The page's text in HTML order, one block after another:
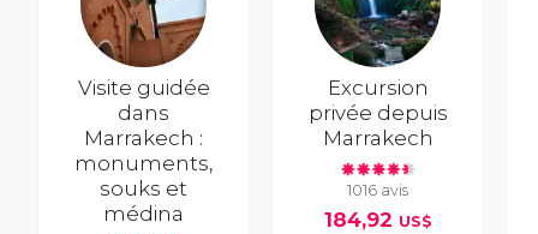
Visite guidée
dans
Marrakech :
monuments,
souks et
médina
Excursion
privée depuis
Marrakech
1016 avis
184,92 US$